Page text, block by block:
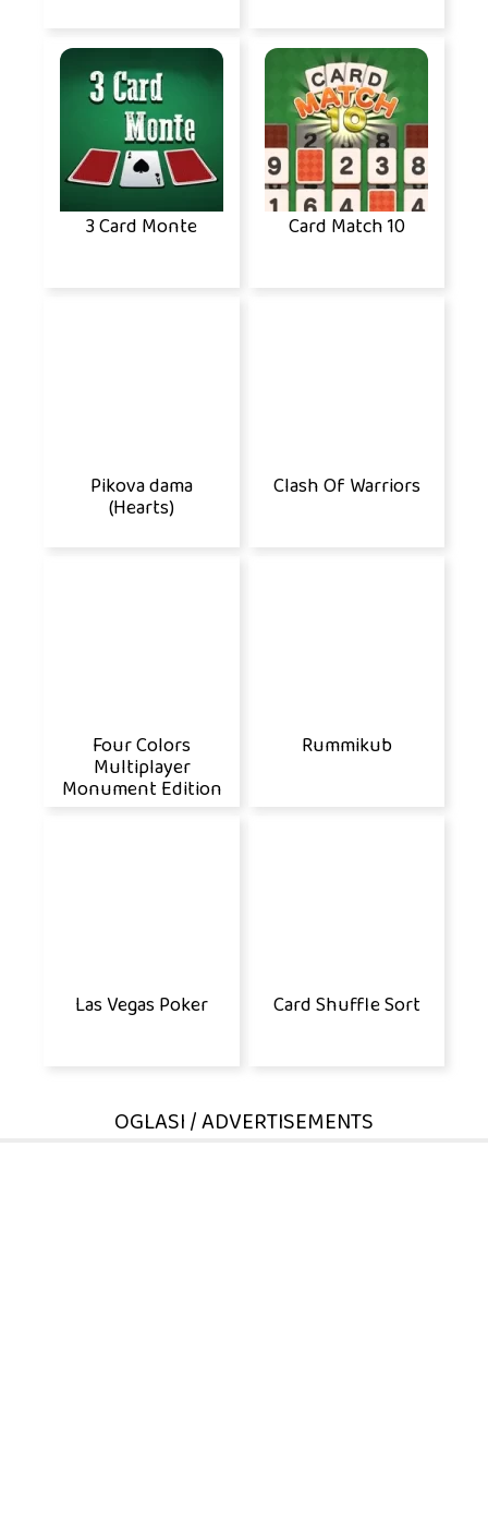
3 Card Monte Card Match 10
Pikova dama
(Hearts)
Clash Of Warriors
Four Colors
Multiplayer
Monument Edition
Rummikub
Las Vegas Poker Card Shuffle Sort
OGLASI / ADVERTISEMENTS